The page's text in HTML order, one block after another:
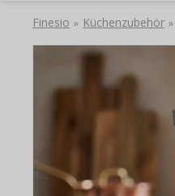
Finesio » Küchenzubehör »